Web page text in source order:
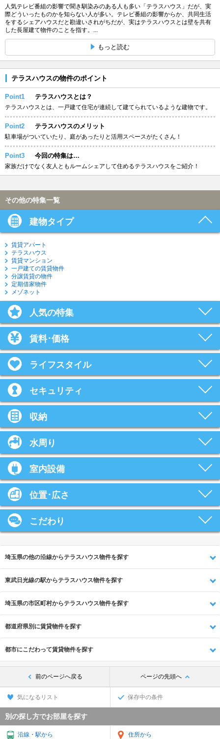
人気テレビ番組の影響で聞き馴染みのある人も多い「テラスハウス」だが、実
際どういったものかを知らない人が多い。テレビ番組の影響からか、共同生活
をするシェアハウスだと勘違いされがちだが、実はテラスハウスとは壁を共有
した長屋建て物件のことを指す。...
もっと読む
テラスハウスの物件のポイント
Point1 テラスハウスとは？
テラスハウスとは、一戸建て住宅が連続して建てられているような建物です。
Point2 テラスハウスのメリット
駐車場がついていたり、庭があったりと活用スペースがたくさん！
Point3 今回の特集は…
家族だけでなく友人ともルームシェアして住めるテラスハウスをご紹介！
その他の特集一覧
建物タイプ
賃貸アパート
テラスハウス
賃貸マンション
一戸建ての賃貸物件
分譲賃貸の物件
定期借家物件
メゾネット
人気の特集
賃料･価格
ライフスタイル
セキュリティ
収納
水周り
室内設備
位置･広さ
こだわり
埼玉県の他の沿線からテラスハウス物件を探す
東武日光線の駅からテラスハウス物件を探す
埼玉県の市区町村からテラスハウス物件を探す
都道府県別に賃貸物件を探す
都市にこだわって賃貸物件を探す
前のページへ戻る ページの先頭へ
気になるリスト 保存中の条件
別の探し方でお部屋を探す
沿線・駅から 住所から